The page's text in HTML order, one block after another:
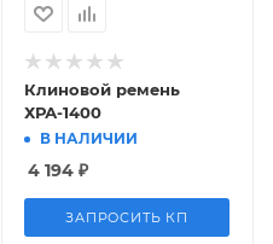
Клиновой ремень
ХРА-1400
В НАЛИЧИИ
4 194 ₽
ЗАПРОСИТЬ КП